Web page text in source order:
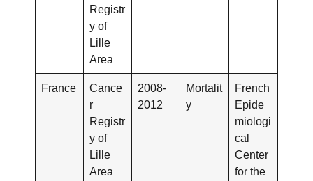
Registr
y of
Lille
Area
France
Cance
r
Registr
y of
Lille
Area
2008-
2012
Mortalit
y
French
Epide
miologi
cal
Center
for the